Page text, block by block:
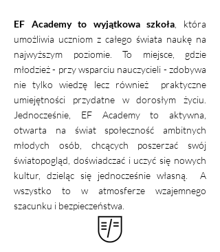
EF Academy to wyjątkowa szkoła , która
umożliwia uczniom z całego świata naukę na
najwyższym poziomie. To miejsce, gdzie
młodzież - przy wsparciu nauczycieli - zdobywa
nie tylko wiedzę lecz również praktyczne
umiejętności przydatne w dorosłym życiu.
Jednocześnie, EF Academy to aktywna,
otwarta na świat społeczność ambitnych
młodych osób, chcących poszerzać swój
światopogląd, doświadczać i uczyć się nowych
kultur, dzieląc się jednocześnie własną. A
wszystko to w atmosferze wzajemnego
szacunku i bezpieczeństwa.